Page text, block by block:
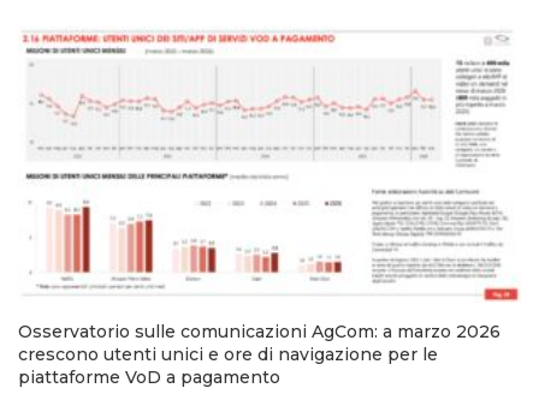
Osservatorio sulle comunicazioni AgCom: a marzo 2026
crescono utenti unici e ore di navigazione per le
piattaforme VoD a pagamento